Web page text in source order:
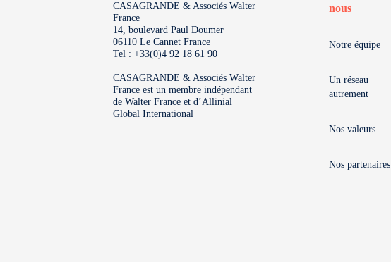
CASAGRANDE & Associés Walter
France
14, boulevard Paul Doumer
06110 Le Cannet France
Tel : +33(0)4 92 18 61 90
CASAGRANDE & Associés Walter
France est un membre indépendant
de Walter France et d’Allinial
Global International
nous
Notre équipe
Un réseau
autrement
Nos valeurs
Nos partenaires